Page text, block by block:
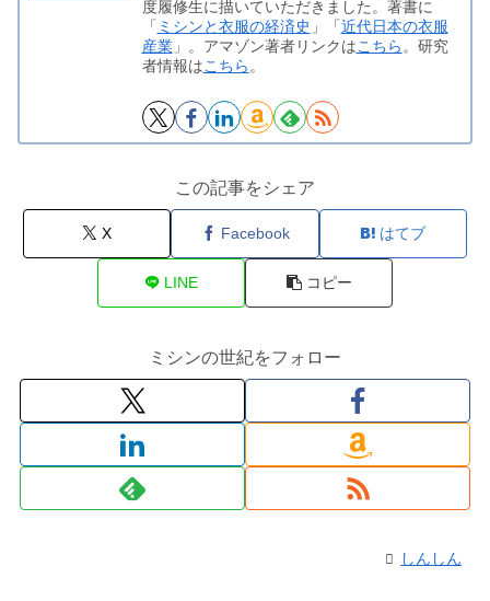
度履修生に描いていただきました。著書に
「 ミシンと衣服の経済史 」「 近代日本の衣服
産業」。アマゾン著者リンクはこちら 。研究
者情報はこちら 。
この記事をシェア
X Facebook はてブ
LINE コピー
ミシンの世紀をフォロー
しんしん